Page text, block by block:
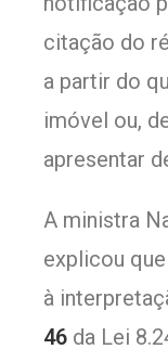
citação do
a partir do
imóvel ou,
apresentar
A ministra
explicou
à
46 da Lei